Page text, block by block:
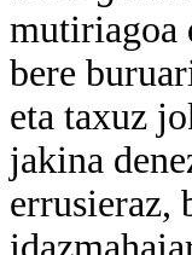
mutiriagoa
bere
eta taxuz
jakina
errusieraz,